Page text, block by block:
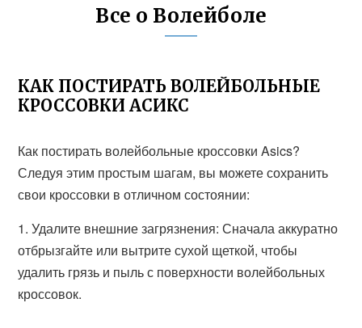
Все о Волейболе
КАК ПОСТИРАТЬ ВОЛЕЙБОЛЬНЫЕ
КРОССОВКИ АСИКС
Как постирать волейбольные кроссовки Asics?
Следуя этим простым шагам, вы можете сохранить
свои кроссовки в отличном состоянии:
1. Удалите внешние загрязнения: Сначала аккуратно
отбрызгайте или вытрите сухой щеткой, чтобы
удалить грязь и пыль с поверхности волейбольных
кроссовок.